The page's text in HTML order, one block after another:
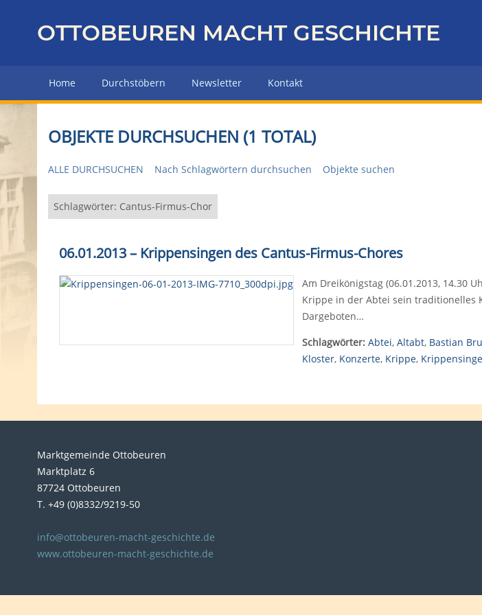
z
r
H
u
p
e
OTTOBEUREN MACHT GESCHICHTE
Home Durchstöbern Newsletter Kontakt
OBJEKTE DURCHSUCHEN (1 TOTAL)
ALLE DURCHSUCHEN Nach Schlagwörtern durchsuchen Objekte suchen
Schlagwörter: Cantus-Firmus-Chor
06.01.2013 – Krippensingen des Cantus-Firmus-Chores
Am Dreikönigstag (06.01.2013, 14.30
Krippe in der Abtei sein traditionelles
Dargeboten…
Schlagwörter: Abtei, Altabt, Bastian
Kloster, Konzerte, Krippe,
Marktgemeinde Ottobeuren
Marktplatz 6
87724 Ottobeuren
T. +49 (0)8332/9219-50
info@ottobeuren-macht-geschichte.de
www.ottobeuren-macht-geschichte.de